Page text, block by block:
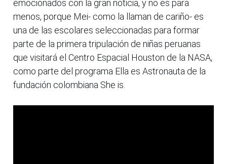
emocionados con la gran noticia, y no es para
menos, porque Mei- como la llaman de cariño- es
una de las escolares seleccionadas para formar
parte de la primera tripulación de niñas peruanas
que visitará el Centro Espacial Houston de la NASA,
como parte del programa Ella es Astronauta de la
fundación colombiana She is.